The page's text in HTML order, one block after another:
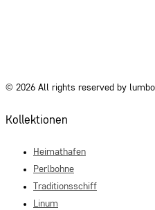
© 2026 All rights reserved by
Kollektionen
Heimathafen
Perlbohne
Traditionsschiff
Linum